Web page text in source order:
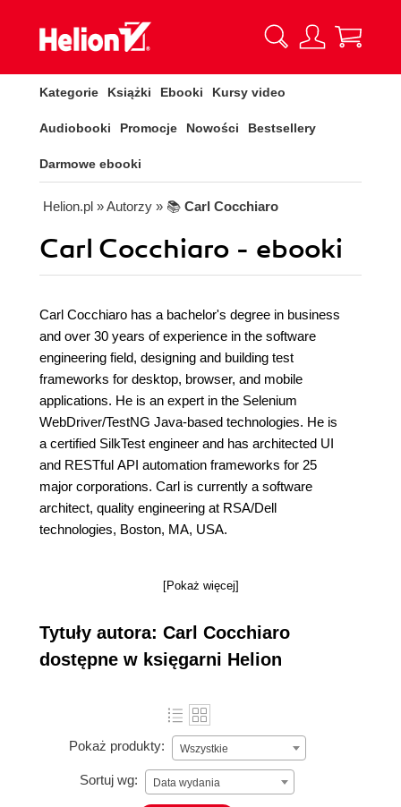
Kategorie Książki Ebooki Kursy video
Audiobooki Promocje Nowości Bestsellery
Darmowe ebooki
Helion.pl » Autorzy » 📚 Carl Cocchiaro
Carl Cocchiaro - ebooki
Carl Cocchiaro has a bachelor's degree in business
and over 30 years of experience in the software
engineering field, designing and building test
frameworks for desktop, browser, and mobile
applications. He is an expert in the Selenium
WebDriver/TestNG Java-based technologies. He is
a certified SilkTest engineer and has architected UI
and RESTful API automation frameworks for 25
major corporations. Carl is currently a software
architect, quality engineering at RSA/Dell
technologies, Boston, MA, USA.
[Pokaż więcej]
Tytuły autora: Carl Cocchiaro
dostępne w księgarni Helion
Pokaż produkty: Wszystkie
Sortuj wg: Data wydania